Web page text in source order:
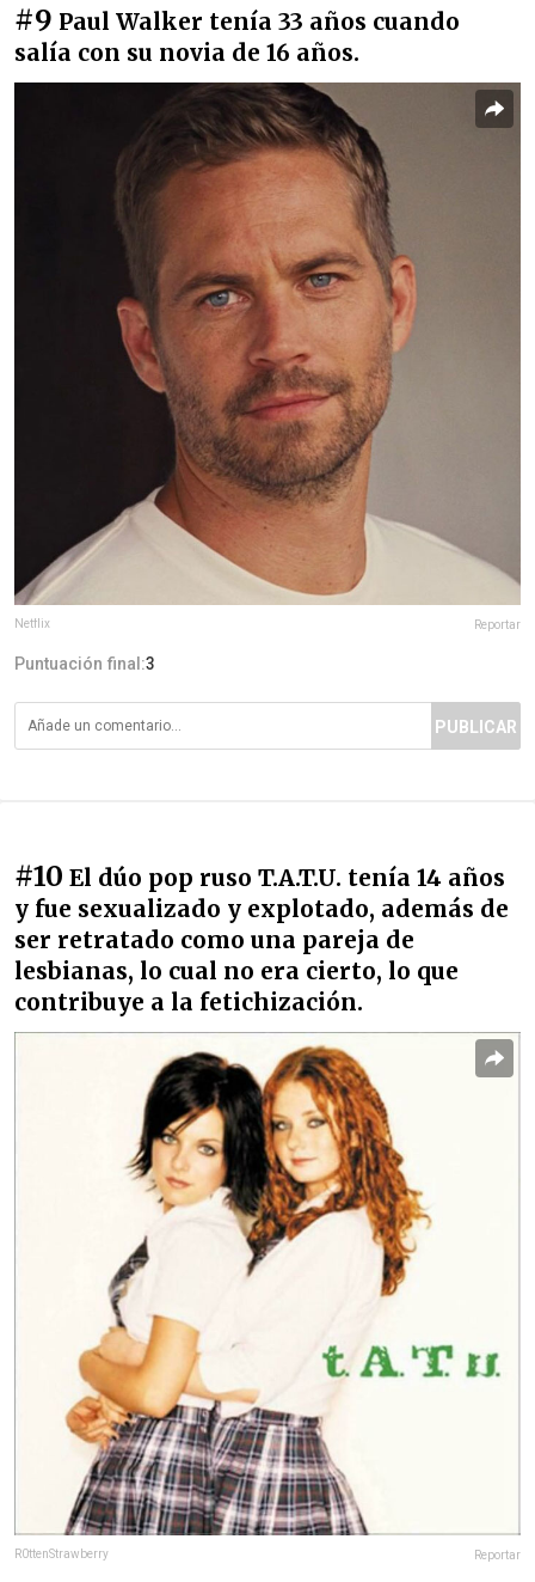
#9 Paul Walker tenía 33 años cuando
salía con su novia de 16 años.
Netflix Reportar
Puntuación final:3
PUBLICAR
#10 El dúo pop ruso T.A.T.U. tenía 14 años
y fue sexualizado y explotado, además de
ser retratado como una pareja de
lesbianas, lo cual no era cierto, lo que
contribuye a la fetichización.
R0ttenStrawberry Reportar